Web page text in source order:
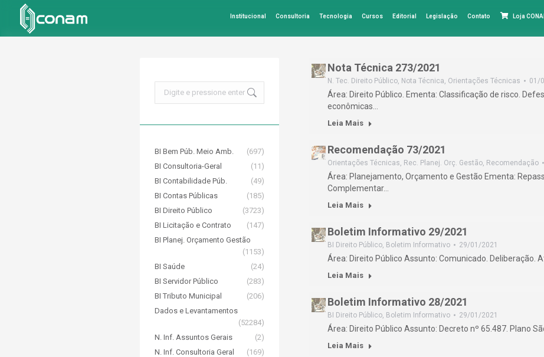
Institucional Consultoria Tecnologia Cursos Editorial Legislação Contato Loja
Nota Técnica 273/2021
N. Tec. Direito Público, Nota Técnica, Orientações Técnicas 01/
Área: Direito Público. Ementa: Classificação de risco.
econômicas…
Leia Mais
Recomendação 73/2021
Orientações Técnicas, Rec. Planej. Orç. Gestão, Recomendação
Área: Planejamento, Orçamento e Gestão Ementa:
Complementar…
Leia Mais
Boletim Informativo 29/2021
BI Direito Público, Boletim Informativo 29/01/2021
Área: Direito Público Assunto: Comunicado. Deliberação.
Leia Mais
Boletim Informativo 28/2021
BI Direito Público, Boletim Informativo 29/01/2021
Área: Direito Público Assunto: Decreto nº 65.487. Plano
Leia Mais
BI Bem Púb. Meio Amb.
(697)
BI Consultoria-Geral
(11)
BI Contabilidade Púb.
(49)
BI Contas Públicas
(185)
BI Direito Público
(3723)
BI Licitação e Contrato
(147)
BI Planej. Orçamento Gestão
(1153)
BI Saúde
(24)
BI Servidor Público
(283)
BI Tributo Municipal
(206)
Dados e Levantamentos
(52284)
N. Inf. Assuntos Gerais
(2)
N. Inf. Consultoria Geral
(169)